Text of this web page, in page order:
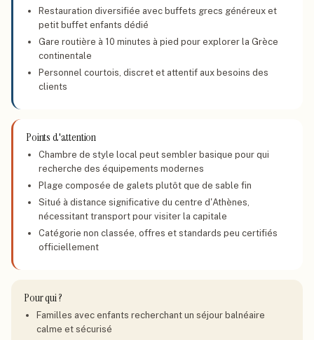
Restauration diversifiée avec buffets grecs généreux et
petit buffet enfants dédié
Gare routière à 10 minutes à pied pour explorer la Grèce
continentale
Personnel courtois, discret et attentif aux besoins des
clients
Points d'attention
Chambre de style local peut sembler basique pour qui
recherche des équipements modernes
Plage composée de galets plutôt que de sable fin
Situé à distance significative du centre d'Athènes,
nécessitant transport pour visiter la capitale
Catégorie non classée, offres et standards peu certifiés
officiellement
Pour qui ?
Familles avec enfants recherchant un séjour balnéaire
calme et sécurisé